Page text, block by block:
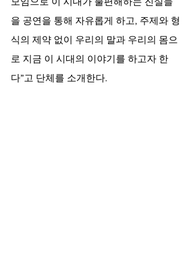
을 공연을 통해 자유롭게 하고, 주제와 형
식의 제약 없이 우리의 말과 우리의 몸으
로 지금 이 시대의 이야기를 하고자 한
다”고 단체를 소개한다.